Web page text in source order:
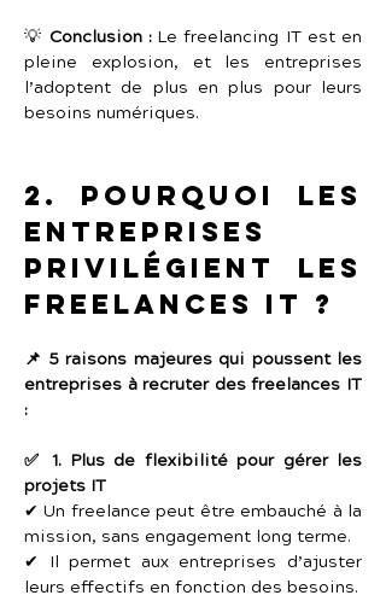
💡 Conclusion : Le freelancing IT est en
pleine explosion, et les entreprises
l’adoptent de plus en plus pour leurs
besoins numériques.
2. Pourquoi les
entreprises
privilégient les
freelances IT ?
📌 5 raisons majeures qui poussent les
entreprises à recruter des freelances IT
:
✅ 1. Plus de flexibilité pour gérer les
projets IT
✔ Un freelance peut être embauché à la
mission, sans engagement long terme.
✔ Il permet aux entreprises d’ajuster
leurs effectifs en fonction des besoins.